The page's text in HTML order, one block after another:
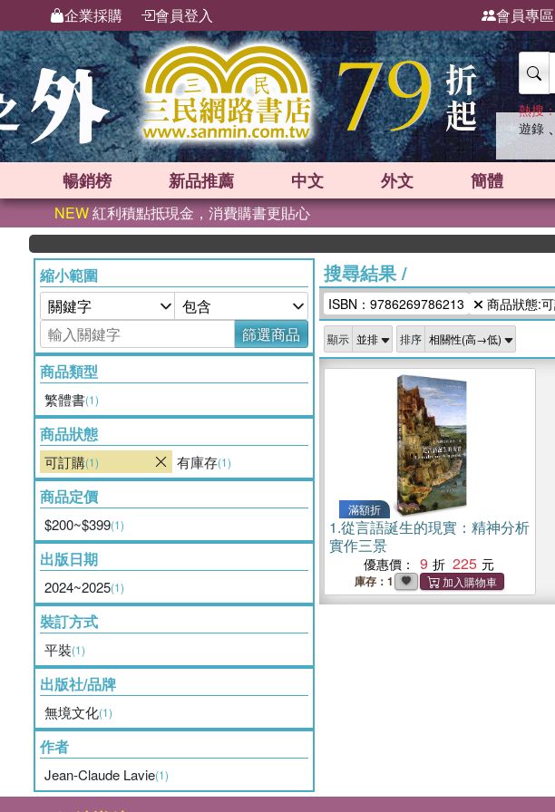
企業採購 會員登入 會員專區
熱搜
遊錄 、
暢銷榜 新品推薦 中文 外文 簡體
NEW紅利積點抵現金，消費購書更貼心
縮小範圍
篩選商品
商品類型
繁體書(1)
商品狀態
可訂購(1) 有庫存(1)
商品定價
$200~$399(1)
出版日期
2024~2025(1)
裝訂方式
平裝(1)
出版社/品牌
無境文化(1)
作者
Jean-Claude Lavie(1)
搜尋結果/
ISBN：9786269786213 商品狀態:
顯示 排序
滿額折
1.從言語誕生的現實：精神分析
實作三景
優惠價： 9 225
庫存：1